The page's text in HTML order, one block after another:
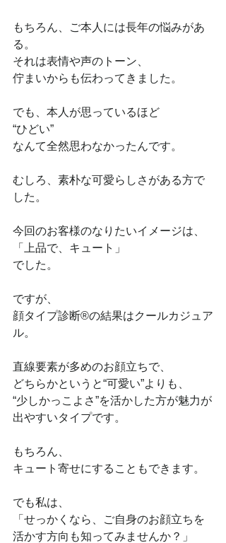
もちろん、ご本人には長年の悩みがあ
る。
それは表情や声のトーン、
佇まいからも伝わってきました。
でも、本人が思っているほど
“ひどい”
なんて全然思わなかったんです。
むしろ、素朴な可愛らしさがある方で
した。
今回のお客様のなりたいイメージは、
「上品で、キュート」
でした。
ですが、
顔タイプ診断®の結果はクールカジュア
ル。
直線要素が多めのお顔立ちで、
どちらかというと“可愛い”よりも、
“少しかっこよさ”を活かした方が魅力が
出やすいタイプです。
もちろん、
キュート寄せにすることもできます。
でも私は、
「せっかくなら、ご自身のお顔立ちを
活かす方向も知ってみませんか？」